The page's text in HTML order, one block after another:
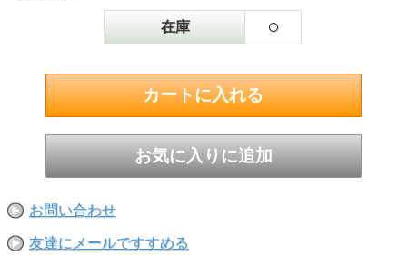
在庫 ○
お問い合わせ
友達にメールですすめる